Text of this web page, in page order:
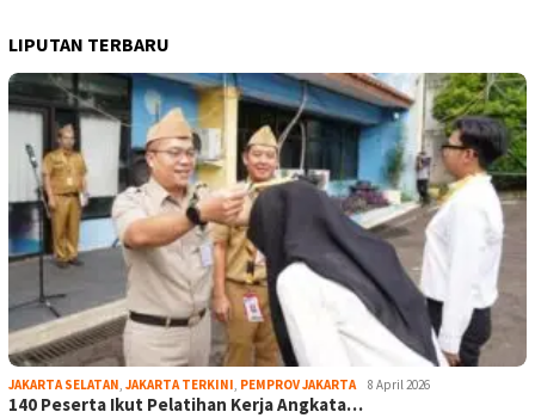
LIPUTAN TERBARU
JAKARTA SELATAN, JAKARTA TERKINI, PEMPROV JAKARTA 8 April 2026
140 Peserta Ikut Pelatihan Kerja Angkata…